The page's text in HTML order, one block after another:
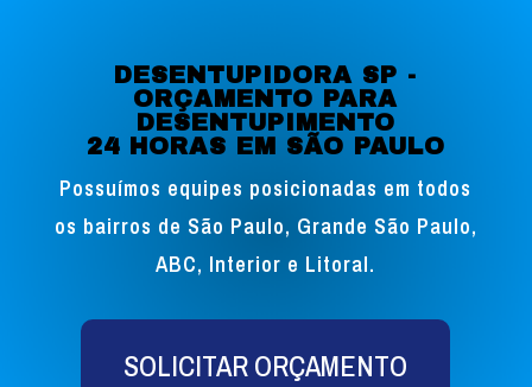
DESENTUPIDORA SP -
ORÇAMENTO PARA
DESENTUPIMENTO
24 HORAS EM SÃO PAULO
Possuímos equipes posicionadas em todos
os bairros de São Paulo, Grande São Paulo,
ABC, Interior e Litoral.
SOLICITAR ORÇAMENTO